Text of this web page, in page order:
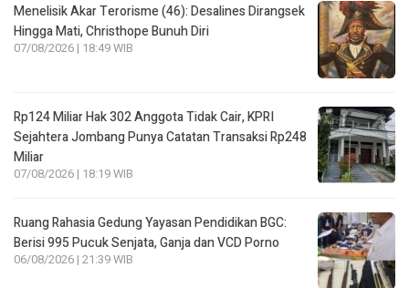
Menelisik Akar Terorisme (46): Desalines Dirangsek
Hingga Mati, Christhope Bunuh Diri
07/08/2026 | 18:49 WIB
Rp124 Miliar Hak 302 Anggota Tidak Cair, KPRI
Sejahtera Jombang Punya Catatan Transaksi Rp248
Miliar
07/08/2026 | 18:19 WIB
Ruang Rahasia Gedung Yayasan Pendidikan BGC:
Berisi 995 Pucuk Senjata, Ganja dan VCD Porno
06/08/2026 | 21:39 WIB